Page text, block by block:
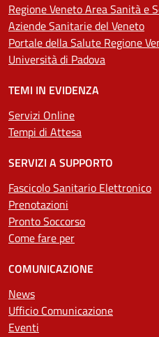
Regione Veneto Area Sanità e
Aziende Sanitarie del Veneto
Portale della Salute Regione
Università di Padova
TEMI IN EVIDENZA
Servizi Online
Tempi di Attesa
SERVIZI A SUPPORTO
Fascicolo Sanitario Elettronico
Prenotazioni
Pronto Soccorso
Come fare per
COMUNICAZIONE
News
Ufficio Comunicazione
Eventi